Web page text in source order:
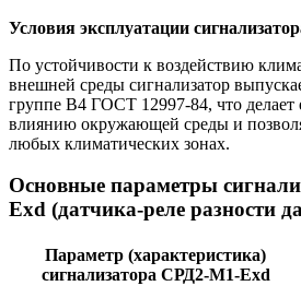
Условия эксплуатации
По устойчивости к воздействию
внешней среды сигнализатор
группе В4 ГОСТ 12997-84, что делает
влиянию окружающей среды и
любых климатических зонах.
Основные параметры
Exd (датчика-реле разности
Параметр (характеристика)
сигнализатора СРД2-М1-Exd